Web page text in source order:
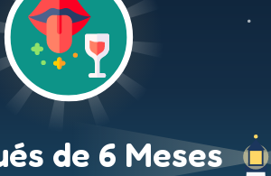
de 6 Meses